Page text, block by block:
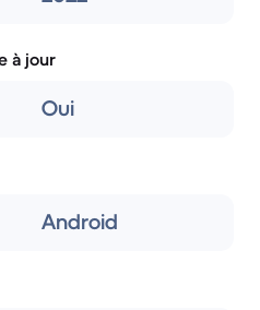
à jour
Oui
Android